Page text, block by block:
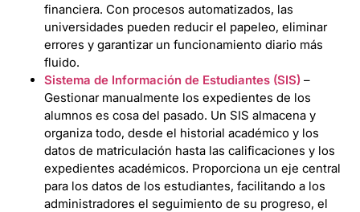
financiera. Con procesos automatizados, las
universidades pueden reducir el papeleo, eliminar
errores y garantizar un funcionamiento diario más
fluido.
Sistema de Información de Estudiantes (SIS) –
Gestionar manualmente los expedientes de los
alumnos es cosa del pasado. Un SIS almacena y
organiza todo, desde el historial académico y los
datos de matriculación hasta las calificaciones y los
expedientes académicos. Proporciona un eje central
para los datos de los estudiantes, facilitando a los
administradores el seguimiento de su progreso, el